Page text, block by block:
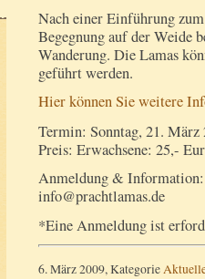
Nach einer Einführung
Begegnung auf der Weide
Wanderung. Die Lamas
geführt werden.
Hier können Sie weitere
Termin: Sonntag, 21.
Preis: Erwachsene: 25,-
Anmeldung & Information:
info@prachtlamas.de
*Eine Anmeldung ist
6. März 2009, Kategorie